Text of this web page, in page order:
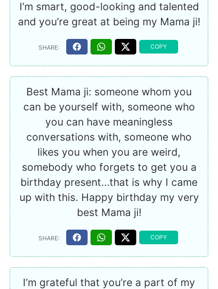
I’m smart, good-looking and talented
and you’re great at being my Mama ji!
Best Mama ji: someone whom you
can be yourself with, someone who
you can have meaningless
conversations with, someone who
likes you when you are weird,
somebody who forgets to get you a
birthday present…that is why I came
up with this. Happy birthday my very
best Mama ji!
I’m grateful that you’re a part of my